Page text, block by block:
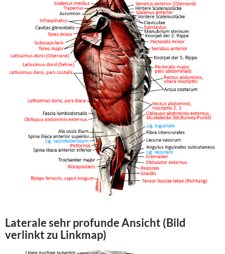
Laterale sehr profunde Ansicht (Bild
verlinkt zu Linkmap)